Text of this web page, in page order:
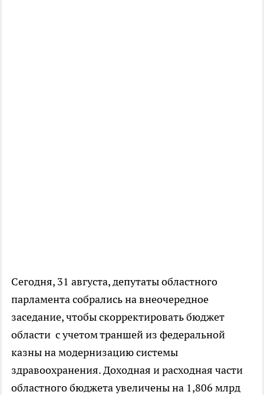
Сегодня, 31 августа, депутаты областного
парламента собрались на внеочередное
заседание, чтобы скорректировать бюджет
области с учетом траншей из федеральной
казны на модернизацию системы
здравоохранения. Доходная и расходная части
областного бюджета увеличены на 1,806 млрд